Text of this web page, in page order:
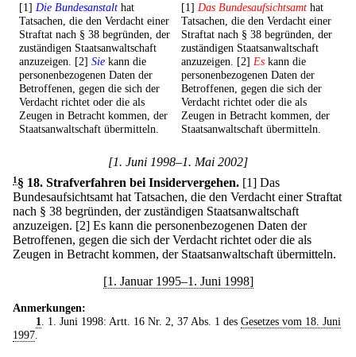
[1] Die Bundesanstalt hat
Tatsachen, die den Verdacht einer
Straftat nach § 38 begründen, der
zuständigen Staatsanwaltschaft
anzuzeigen. [2] Sie kann die
personenbezogenen Daten der
Betroffenen, gegen die sich der
Verdacht richtet oder die als
Zeugen in Betracht kommen, der
Staatsanwaltschaft übermitteln.
[1] Das Bundesaufsichtsamt hat
Tatsachen, die den Verdacht einer
Straftat nach § 38 begründen, der
zuständigen Staatsanwaltschaft
anzuzeigen. [2] Es kann die
personenbezogenen Daten der
Betroffenen, gegen die sich der
Verdacht richtet oder die als
Zeugen in Betracht kommen, der
Staatsanwaltschaft übermitteln.
[1. Juni 1998–1. Mai 2002]
1§ 18. Strafverfahren bei Insidervergehen. [1] Das
Bundesaufsichtsamt hat Tatsachen, die den Verdacht einer Straftat
nach § 38 begründen, der zuständigen Staatsanwaltschaft
anzuzeigen. [2] Es kann die personenbezogenen Daten der
Betroffenen, gegen die sich der Verdacht richtet oder die als
Zeugen in Betracht kommen, der Staatsanwaltschaft übermitteln.
[1. Januar 1995–1. Juni 1998]
Anmerkungen:
1. 1. Juni 1998: Artt. 16 Nr. 2, 37 Abs. 1 des Gesetzes vom 18. Juni
1997.